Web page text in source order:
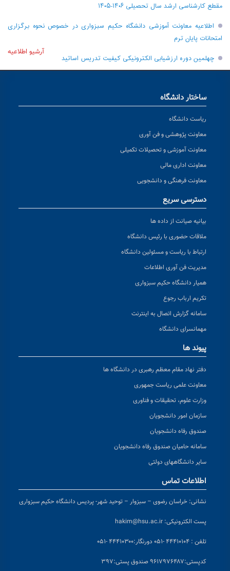
مقطع کارشناسی ارشد سال تحصیلی ۱۴۰۶-۱۴۰۵
اطلاعیه معاونت آموزشی دانشگاه حکیم سبزواری در خصوص نحوه برگزاری
امتحانات پایان ترم
چهلمین دوره ارزشیابی الکترونیکی کیفیت تدریس اساتید
آرشیو اطلاعیه
ساختار دانشگاه
ریاست دانشگاه
معاونت پژوهشی و فن آوری
معاونت آموزشی و تحصیلات تکمیلی
معاونت اداری مالی
معاونت فرهنگی و دانشجویی
دسترسی سریع
بیانیه صیانت از داده ها
ملاقات حضوری با رئیس دانشگاه
ارتباط با ریاست و مسئولین دانشگاه
مدیریت فن آوری اطلاعات
همیار دانشگاه حکیم سبزواری
تکریم ارباب رجوع
سامانه گزارش اتصال به اینترنت
مهمانسرای دانشگاه
پیوند ها
دفتر نهاد مقام معظم رهبری در دانشگاه ها
معاونت علمی ریاست جمهوری
وزارت علوم، تحقیقات و فناوری
سازمان امور دانشجویان
صندوق رفاه دانشجویان
سامانه حامیان صندوق رفاه دانشجویان
سایر دانشگاههای دولتی
اطلاعات تماس
نشانی: خراسان رضوی – سبزوار – توحید شهر- پردیس دانشگاه حکیم سبزواری
پست الکترونیکی: hakim@hsu.ac.ir
تلفن : ۴۴۴۱۰۱۰۴ -۰۵۱ دورنگار:۴۴۴۱۰۳۰۰ -۰۵۱
کدپستی:۹۶۱۷۹۷۶۴۸۷ صندوق پستی:۳۹۷